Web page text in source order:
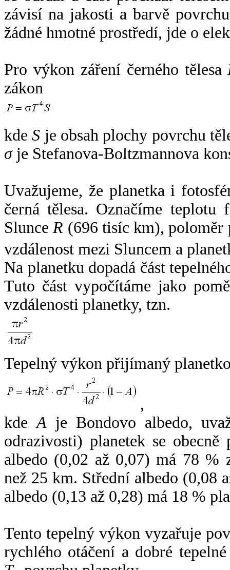
závisí na jakosti a barvě
žádné hmotné prostředí, jde o
Pro výkon záření černého tělesa
zákon
kdeS je obsah plochy povrchu
σje Stefanova-Boltzmannova
Uvažujeme, že planetka i
černá tělesa. Označíme
SlunceR (696 tisíc km),
vzdálenost mezi Sluncem a
Na planetku dopadá část
Tuto část vypočítáme jako
vzdálenosti planetky, tzn.
Tepelný výkon přijímaný
,
kdeA je Bondovo albedo,
odrazivosti) planetek se
albedo (0,02 až 0,07) má 78 %
než 25 km. Střední albedo (0,08
albedo (0,13 až 0,28) má 18 %
Tento tepelný výkon vyzařuje
rychlého otáčení a dobré